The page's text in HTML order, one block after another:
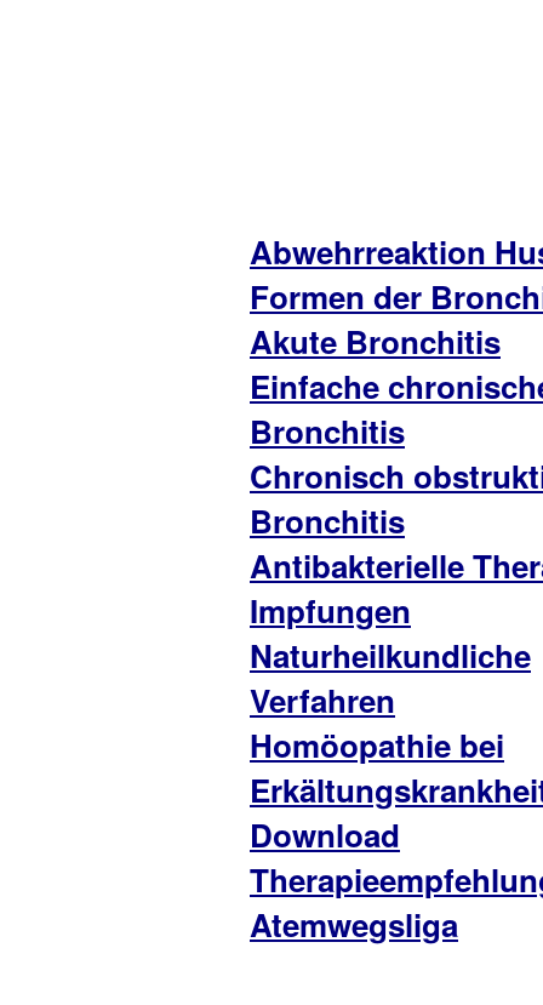
Abwehrreaktion
Formen der
Akute Bronchitis
Einfache
Bronchitis
Chronisch
Bronchitis
Antibakterielle
Impfungen
Naturheilkundliche
Verfahren
Homöopathie bei
Download
Atemwegsliga